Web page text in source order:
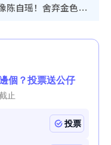
倪嘉雯一刀剪短发新形象更加像陈自瑶！舍弃金色长发造型气质大变超惊喜